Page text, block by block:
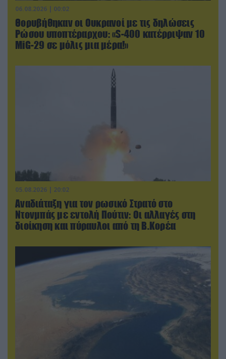
06.08.2026 | 00:02
Θορυβήθηκαν οι Ουκρανοί με τις δηλώσεις
Ρώσου υποπτέραρχου: «S-400 κατέρριψαν 10
MiG-29 σε μόλις μια μέρα!»
05.08.2026 | 20:02
Αναδιάταξη για τον ρωσικό Στρατό στο
Ντονμπάς με εντολή Πούτιν: Οι αλλαγές στη
διοίκηση και πύραυλοι από τη Β.Κορέα